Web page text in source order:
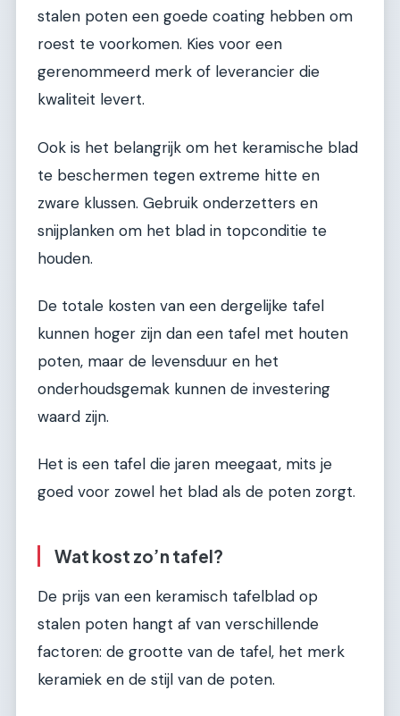
stalen poten een goede coating hebben om
roest te voorkomen. Kies voor een
gerenommeerd merk of leverancier die
kwaliteit levert.
Ook is het belangrijk om het keramische blad
te beschermen tegen extreme hitte en
zware klussen. Gebruik onderzetters en
snijplanken om het blad in topconditie te
houden.
De totale kosten van een dergelijke tafel
kunnen hoger zijn dan een tafel met houten
poten, maar de levensduur en het
onderhoudsgemak kunnen de investering
waard zijn.
Het is een tafel die jaren meegaat, mits je
goed voor zowel het blad als de poten zorgt.
Wat kost zo’n tafel?
De prijs van een keramisch tafelblad op
stalen poten hangt af van verschillende
factoren: de grootte van de tafel, het merk
keramiek en de stijl van de poten.